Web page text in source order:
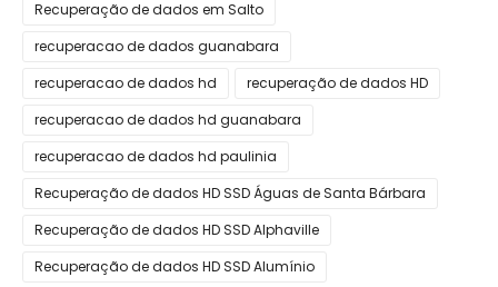
Recuperação de dados em Salto
recuperacao de dados guanabara
recuperacao de dados hd
recuperação de dados HD
recuperacao de dados hd guanabara
recuperacao de dados hd paulinia
Recuperação de dados HD SSD Águas de Santa Bárbara
Recuperação de dados HD SSD Alphaville
Recuperação de dados HD SSD Alumínio